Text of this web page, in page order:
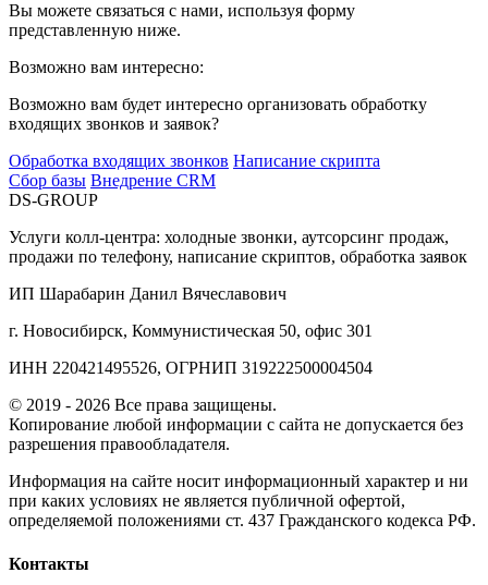
Вы можете связаться с нами, используя форму
представленную ниже.
Возможно вам интересно:
Возможно вам будет интересно организовать обработку
входящих звонков и заявок?
Обработка входящих звонков Написание скрипта
Сбор базы Внедрение CRM
DS-GROUP
Услуги колл‑центра: холодные звонки, аутсорсинг продаж,
продажи по телефону, написание скриптов, обработка заявок
ИП Шарабарин Данил Вячеславович
г. Новосибирск, Коммунистическая 50, офис 301
ИНН 220421495526, ОГРНИП 319222500004504
© 2019 - 2026 Все права защищены.
Копирование любой информации с сайта не допускается без
разрешения правообладателя.
Информация на сайте носит информационный характер и ни
при каких условиях не является публичной офертой,
определяемой положениями ст. 437 Гражданского кодекса РФ.
Контакты